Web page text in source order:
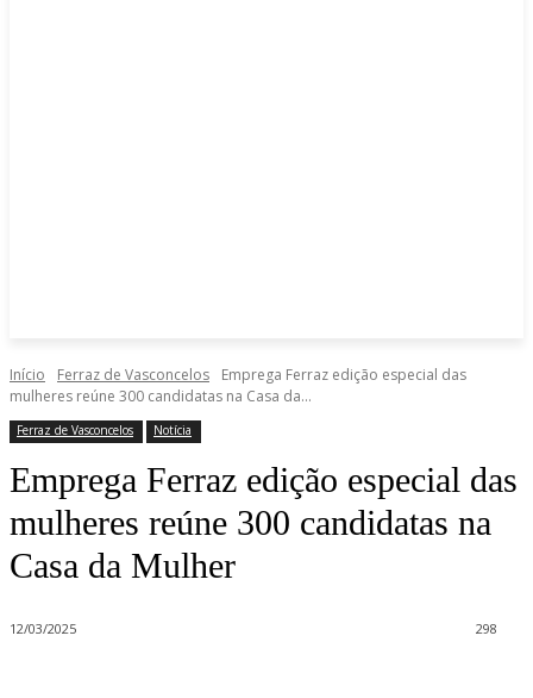
Início Ferraz de Vasconcelos
Emprega Ferraz edição especial das
mulheres reúne 300 candidatas na Casa da...
Ferraz de Vasconcelos Notícia
Emprega Ferraz edição especial das
mulheres reúne 300 candidatas na
Casa da Mulher
12/03/2025 298